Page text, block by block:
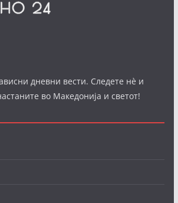
дневни вести. Следете нè и
во Македонија и светот!